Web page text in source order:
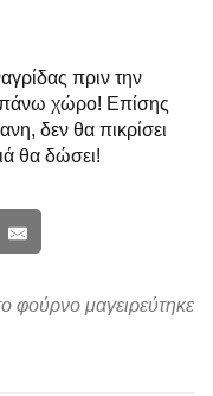
πριν την
χώρο! Επίσης
δεν θα πικρίσει
θα δώσει!
φούρνο μαγειρεύτηκε